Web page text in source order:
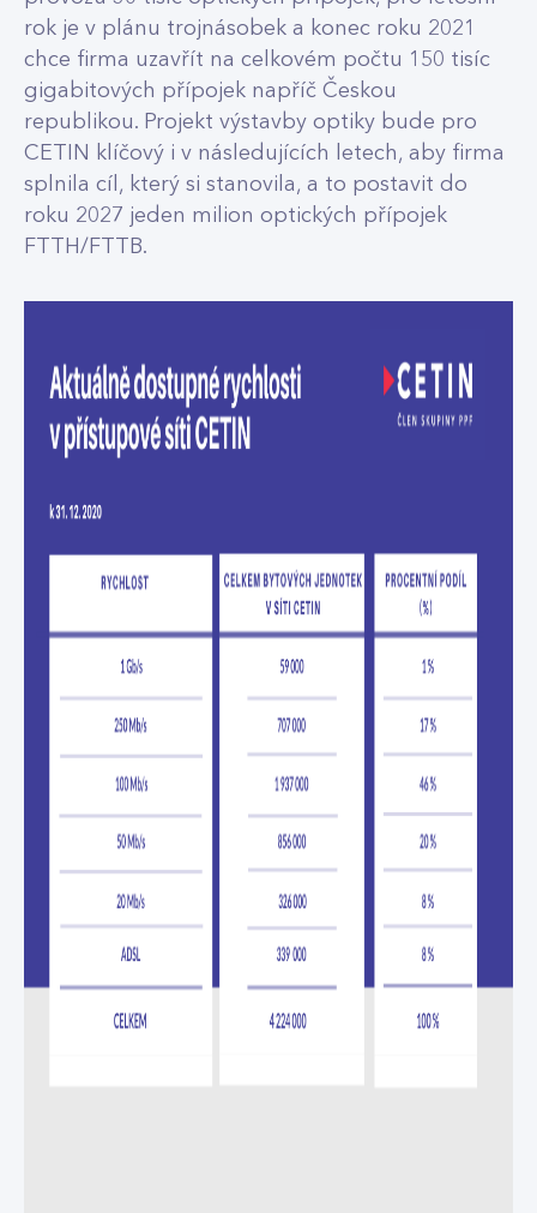
rok je v plánu trojnásobek a konec roku 2021
chce firma uzavřít na celkovém počtu 150 tisíc
gigabitových přípojek napříč Českou
republikou. Projekt výstavby optiky bude pro
CETIN klíčový i v následujících letech, aby firma
splnila cíl, který si stanovila, a to postavit do
roku 2027 jeden milion optických přípojek
FTTH/FTTB.